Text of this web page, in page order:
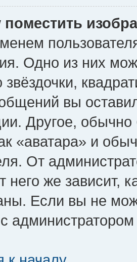
поместить
Одно из них
звёздочки,
вы
Другое,
«аватара» и
От
него же зависит,
Если вы не